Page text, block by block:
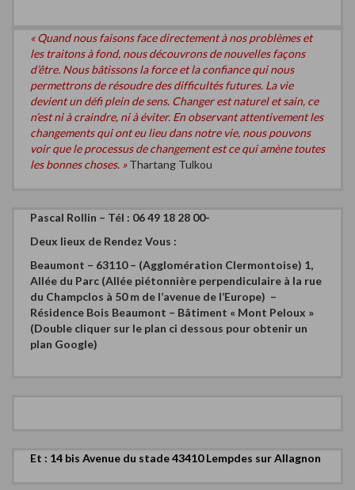
« Quand nous faisons face directement à nos problèmes et
les traitons à fond, nous découvrons de nouvelles façons
d’être. Nous bâtissons la force et la confiance qui nous
permettrons de résoudre des difficultés futures. La vie
devient un défi plein de sens. Changer est naturel et sain, ce
n’est ni à craindre, ni à éviter. En observant attentivement les
changements qui ont eu lieu dans notre vie, nous pouvons
voir que le processus de changement est ce qui amène toutes
les bonnes choses. »Thartang Tulkou
Pascal Rollin – Tél : 06 49 18 28 00-
Deux lieux de Rendez Vous :
Beaumont – 63110 – (Agglomération Clermontoise) 1,
Allée du Parc (Allée piétonnière perpendiculaire à la rue
du Champclos à 50 m de l’avenue de l’Europe) –
Résidence Bois Beaumont – Bâtiment « Mont Peloux »
(Double cliquer sur le plan ci dessous pour obtenir un
plan Google)
Et : 14 bis Avenue du stade 43410 Lempdes sur Allagnon